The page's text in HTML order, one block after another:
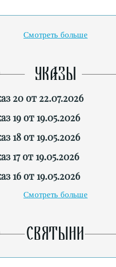
Смотреть больше
УКАЗЫ
20 от 22.07.2026
19 от 19.05.2026
18 от 19.05.2026
17 от 19.05.2026
16 от 19.05.2026
Смотреть больше
СВЯТЫНИ